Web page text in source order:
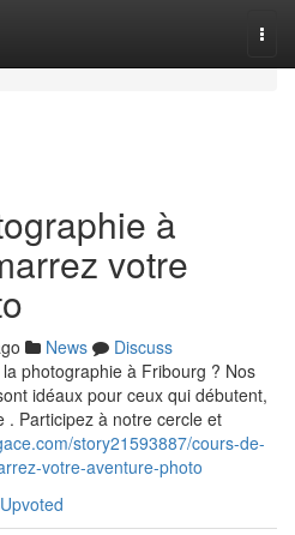
à
votre
News
Discuss
photographie à Fribourg ? Nos
idéaux pour ceux qui débutent,
. Participez à notre cercle et
story21593887/cours-de-
votre-aventure-photo